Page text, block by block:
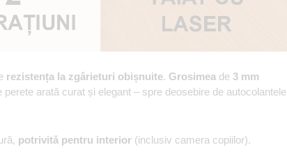
rezistența la zgârieturi obișnuite. Grosimea de 3 mm
arată curat și elegant – spre deosebire de autocolantele
potrivită pentru interior (inclusiv camera copiilor).